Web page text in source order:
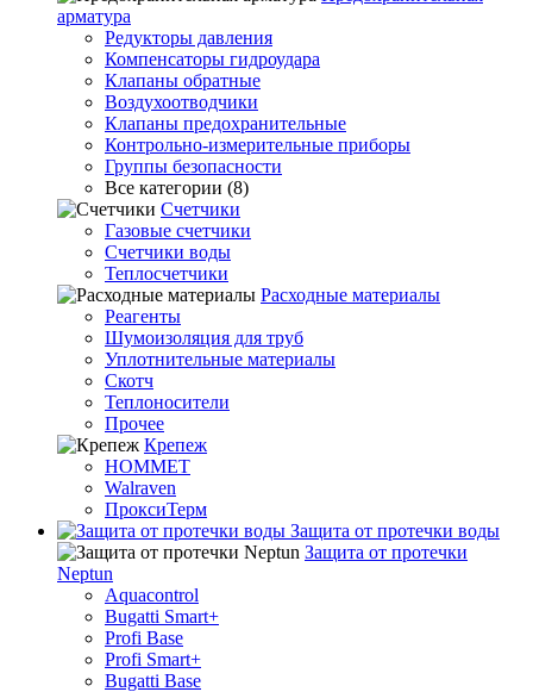
арматура
Редукторы давления
Компенсаторы гидроудара
Клапаны обратные
Воздухоотводчики
Клапаны предохранительные
Контрольно-измерительные приборы
Группы безопасности
Все категории (8)
Счетчики
Газовые счетчики
Счетчики воды
Теплосчетчики
Расходные материалы
Реагенты
Шумоизоляция для труб
Уплотнительные материалы
Скотч
Теплоносители
Прочее
Крепеж
HOMMET
Walraven
ПроксиТерм
Защита от протечки воды
Защита от протечки
Neptun
Aquacontrol
Bugatti Smart+
Profi Base
Profi Smart+
Bugatti Base